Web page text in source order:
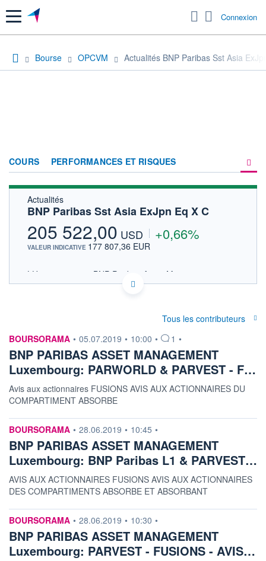
Menu Connexion
Bourse OPCVM Actualités BNP Paribas Sst Asia
COURS PERFORMANCES ET RISQUES
FORUM
Actualités
BNP Paribas Sst Asia ExJpn Eq X C
205 522,00 USD +0,66%
VALEUR INDICATIVE 177 807,36 EUR
LU0823398333 - BNP Paribas Asset Management
Luxembourg
10/06
180 000
200 000
CATÉGORIE MORNINGSTAR
Actions Asie hors Japon
FONDS PARTENAIRES
TARIFS PRIVILÉGIÉS 0%
ÉLIGIBILITÉ
CTO BUSINESS
Non éligible Boursobank
ACTIF NET (EUR)
306M / 31.05.26
Tous les contributeurs
information fournie par
BOURSORAMA • 05.07.2019 • 10:00 • 1 •
BNP PARIBAS ASSET MANAGEMENT
Luxembourg: PARWORLD & PARVEST - F…
Avis aux actionnaires FUSIONS AVIS AUX ACTIONNAIRES DU
COMPARTIMENT ABSORBE
information fournie par
BOURSORAMA • 28.06.2019 • 10:45 •
BNP PARIBAS ASSET MANAGEMENT
Luxembourg: BNP Paribas L1 & PARVEST…
AVIS AUX ACTIONNAIRES FUSIONS AVIS AUX ACTIONNAIRES
DES COMPARTIMENTS ABSORBE ET ABSORBANT
information fournie par
BOURSORAMA • 28.06.2019 • 10:30 •
BNP PARIBAS ASSET MANAGEMENT
Luxembourg: PARVEST - FUSIONS - AVIS…